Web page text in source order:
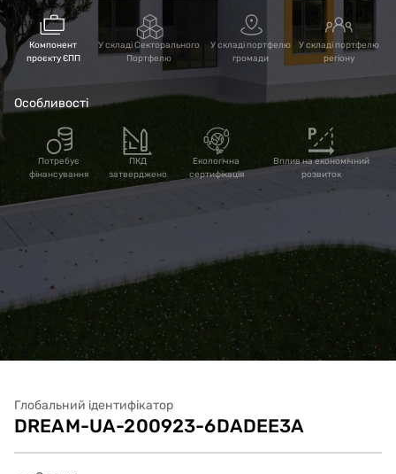
Компонент
проєкту ЄПП
У складі Секторального
Портфелю
У складі портфелю
громади
У складі портфелю
регіону
Особливості
Потребує
фінансування
ПКД
затверджено
Екологічна
сертифікація
Вплив на економічний
розвиток
Глобальний ідентифікатор
DREAM-UA-200923-6DADEE3A